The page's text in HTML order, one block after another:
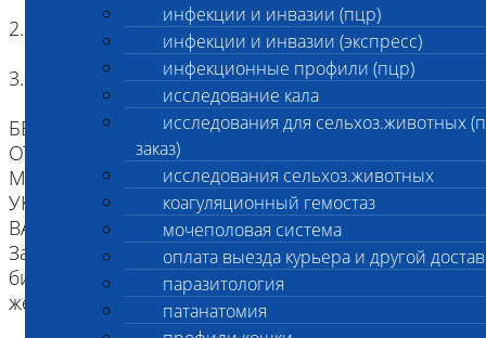
инфекции и инвазии (пцр)
инфекции и инвазии (экспресс)
инфекционные профили (пцр)
исследование кала
исследования для сельхоз.животных
заказ)
исследования сельхоз.животных
коагуляционный гемостаз
мочеполовая система
оплата выезда курьера и другой
паразитология
патанатомия
2. Копия родословной
3. Наличие клейма или чипа
БЕЗ ИДЕНТИФИКАЦИИ, МЫ НЕ НЕСЕМ
ОТВЕТСТВЕННОСТИ, ЧТО ПРИСЛАННЫЙ
МАТЕРИАЛ ПРИНАДЛЕЖИТ ЖИВОТНОМУ
УКАЗАННОМУ В НАПРАВЛЕНИИ.
ВАЖНО для взятия буккального эпителия:
За два часа до проведения процедуры взятия
биоматериала животное следует не кормить,
желательна изоляция от других животных.